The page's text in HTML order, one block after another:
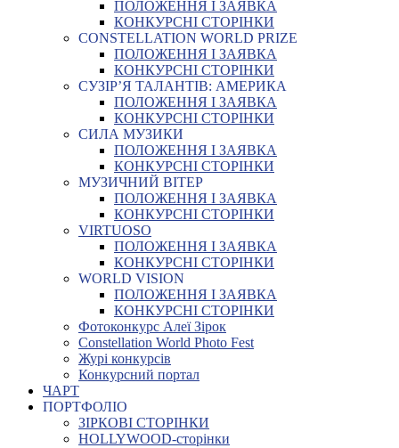
ПОЛОЖЕННЯ І ЗАЯВКА
КОНКУРСНІ СТОРІНКИ
CONSTELLATION WORLD PRIZE
ПОЛОЖЕННЯ І ЗАЯВКА
КОНКУРСНІ СТОРІНКИ
СУЗІР’Я ТАЛАНТІВ: АМЕРИКА
ПОЛОЖЕННЯ І ЗАЯВКА
КОНКУРСНІ СТОРІНКИ
СИЛА МУЗИКИ
ПОЛОЖЕННЯ І ЗАЯВКА
КОНКУРСНІ СТОРІНКИ
МУЗИЧНИЙ ВІТЕР
ПОЛОЖЕННЯ І ЗАЯВКА
КОНКУРСНІ СТОРІНКИ
VIRTUOSO
ПОЛОЖЕННЯ І ЗАЯВКА
КОНКУРСНІ СТОРІНКИ
WORLD VISION
ПОЛОЖЕННЯ І ЗАЯВКА
КОНКУРСНІ СТОРІНКИ
Фотоконкурс Алеї Зірок
Constellation World Photo Fest
Журі конкурсів
Конкурсний портал
ЧАРТ
ПОРТФОЛІО
ЗІРКОВІ СТОРІНКИ
HOLLYWOOD-сторінки